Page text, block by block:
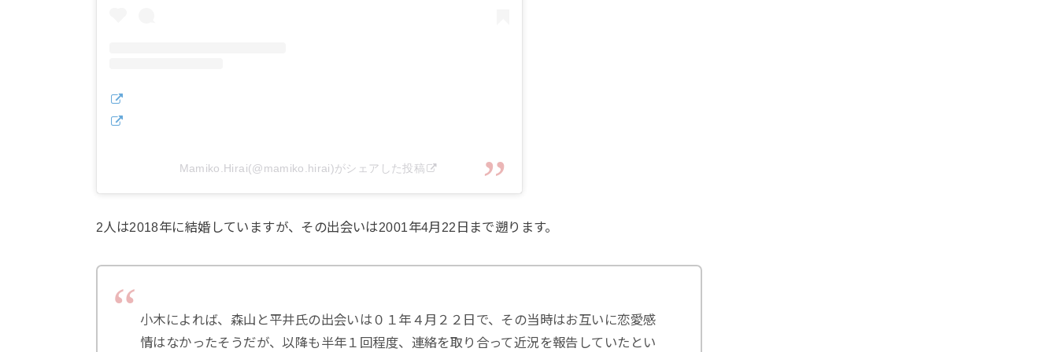
Mamiko.Hirai(@mamiko.hirai)がシェアした投稿
2人は2018年に結婚していますが、その出会いは2001年4月22日まで遡ります。
小木によれば、森山と平井氏の出会いは０１年４月２２日で、その当時はお互いに恋愛感
情はなかったそうだが、以降も半年１回程度、連絡を取り合って近況を報告していたとい